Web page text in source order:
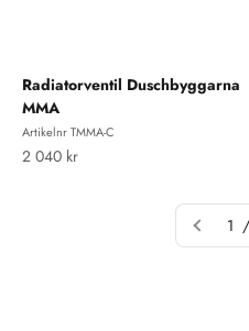
Radiatorventil Duschbyggarna
MMA
Artikelnr TMMA-C
REA-pris
2 040 kr
1